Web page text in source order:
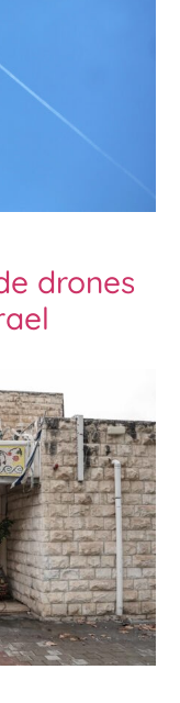
drones